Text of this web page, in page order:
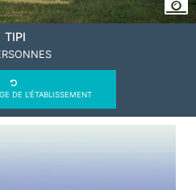
TIPI
DE L'ÉTABLISSEMENT